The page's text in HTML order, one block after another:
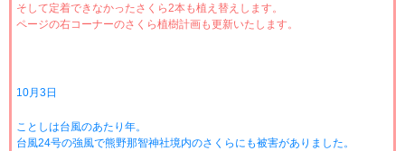
そして定着できなかったさくら2本も植え替えします。
ページの右コーナーのさくら植樹計画も更新いたします。
10月3日
ことしは台風のあたり年。
台風24号の強風で熊野那智神社境内のさくらにも被害がありました。